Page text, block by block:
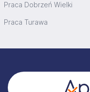
Praca Dobrzeń Wielki
Praca Turawa